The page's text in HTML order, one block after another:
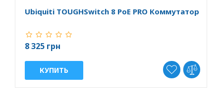
Ubiquiti TOUGHSwitch 8 PoE PRO Коммутатор
8 325 грн
КУПИТЬ